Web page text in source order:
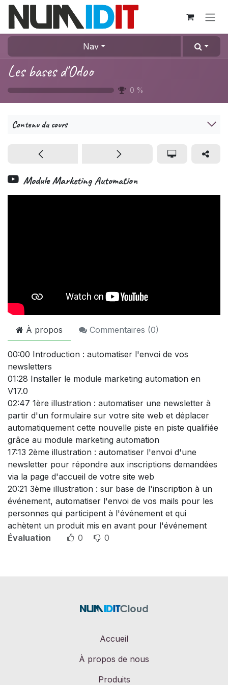
Se rendre au contenu
Nav
Les bases d'Odoo
0 %
Contenu du cours
Module Marketing Automation
À propos Commentaires (0)
00:00 Introduction : automatiser l'envoi de vos
newsletters
01:28 Installer le module marketing automation en
V17.0
02:47 1ère illustration : automatiser une newsletter à
partir d'un formulaire sur votre site web et déplacer
automatiquement cette nouvelle piste en piste qualifiée
grâce au module marketing automation
17:13 2ème illustration : automatiser l'envoi d'une
newsletter pour répondre aux inscriptions demandées
via la page d'accueil de votre site web
20:21 3ème illustration : sur base de l'inscription à un
événement, automatiser l'envoi de vos mails pour les
personnes qui participent à l'événement et qui
achètent un produit mis en avant pour l'événement
Évaluation
0 0
Accueil
À propos de nous
Produits